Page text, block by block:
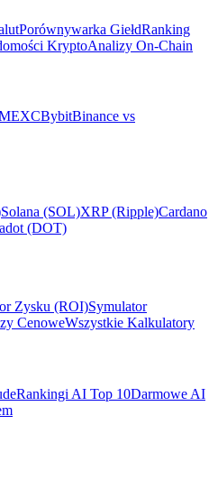
Porównywarka GiełdRanking
KryptoAnalizy On-Chain
BybitBinance vs
Solana (SOL)XRP (Ripple)Cardano
(DOT)
Zysku (ROI)Symulator
CenoweWszystkie Kalkulatory
Rankingi AI Top 10Darmowe AI